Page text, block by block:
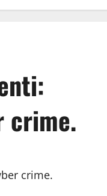
crime.
crime.